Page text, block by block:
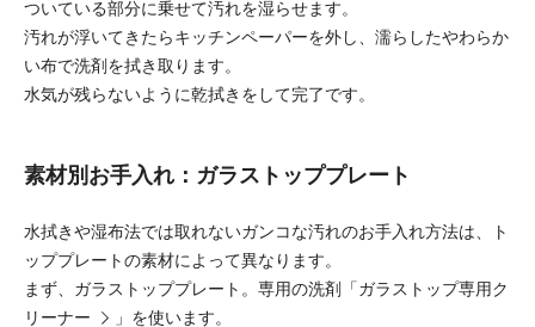
ついている部分に乗せて汚れを湿らせます。
汚れが浮いてきたらキッチンペーパーを外し、濡らしたやわらか
い布で洗剤を拭き取ります。
水気が残らないように乾拭きをして完了です。
素材別お手入れ：ガラストッププレート
水拭きや湿布法では取れないガンコな汚れのお手入れ方法は、ト
ッププレートの素材によって異なります。
まず、ガラストッププレート。専用の洗剤「ガラストップ専用ク
リーナー
」を使います。